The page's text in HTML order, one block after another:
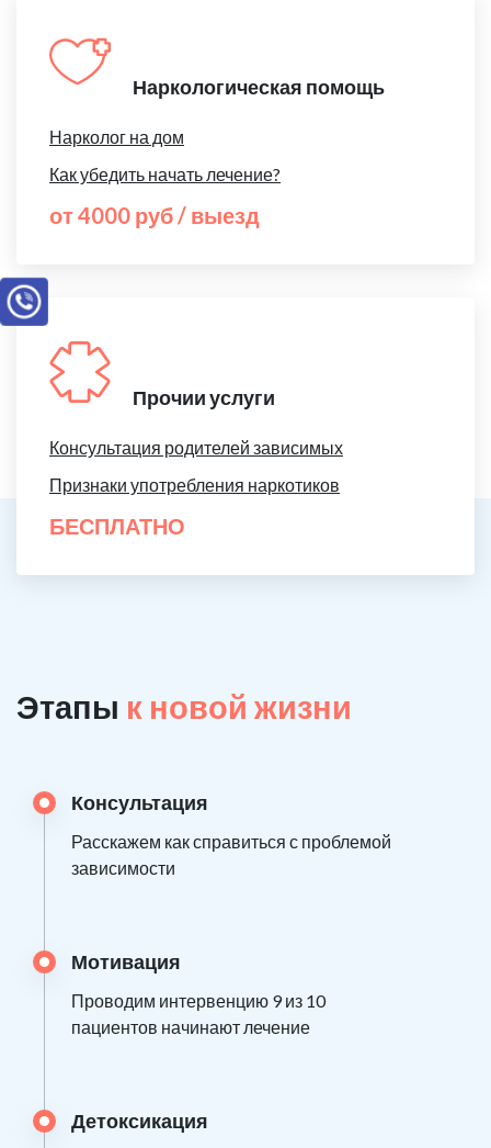
Наркологическая помощь
Нарколог на дом
Как убедить начать лечение?
от 4000 руб / выезд
Прочии услуги
Консультация родителей зависимых
Признаки употребления наркотиков
БЕСПЛАТНО
Этапы к новой жизни
Консультация
Расскажем как справиться с проблемой
зависимости
Мотивация
Проводим интервенцию 9 из 10
пациентов начинают лечение
Детоксикация